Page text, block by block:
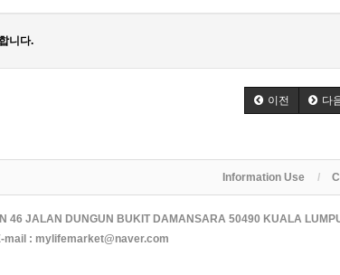
니다.
이전 다
Information Use
46 JALAN DUNGUN BUKIT DAMANSARA 50490 KUALA
mail : mylifemarket@naver.com